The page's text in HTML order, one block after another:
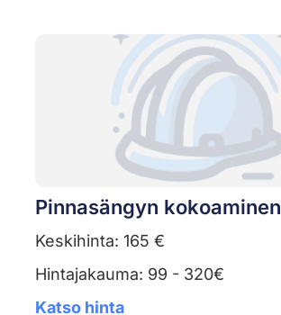
Pinnasängyn kokoaminen
Keskihinta: 165 €
Hintajakauma: 99 - 320€
Katso hinta